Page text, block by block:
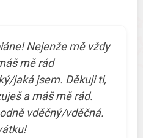
Nejenže mě vždy
mě rád
jaká jsem. Děkuji ti,
a máš mě rád.
vděčný/vděčná.